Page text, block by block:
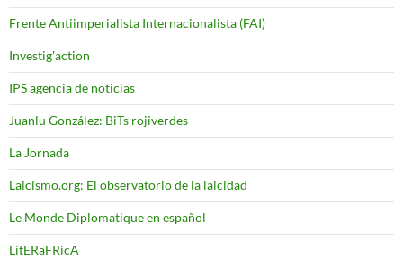
Frente Antiimperialista Internacionalista (FAI)
Investig'action
IPS agencia de noticias
Juanlu González: BiTs rojiverdes
La Jornada
Laicismo.org: El observatorio de la laicidad
Le Monde Diplomatique en español
LitERaFRicA